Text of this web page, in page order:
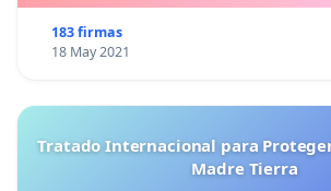
183 firmas
18 May 2021
Tratado Internacional para
Madre Tierra